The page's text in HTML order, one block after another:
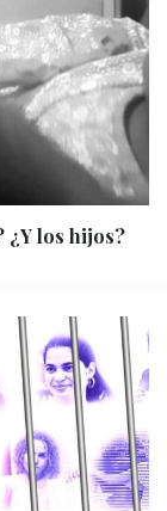
¿Y los hijos?